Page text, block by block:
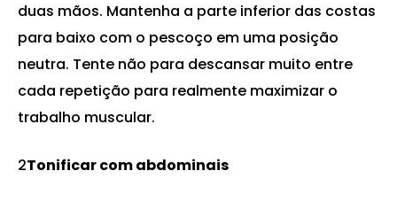
duas mãos. Mantenha a parte inferior das costas
para baixo com o pescoço em uma posição
neutra. Tente não para descansar muito entre
cada repetição para realmente maximizar o
trabalho muscular.
2Tonificar com abdominais